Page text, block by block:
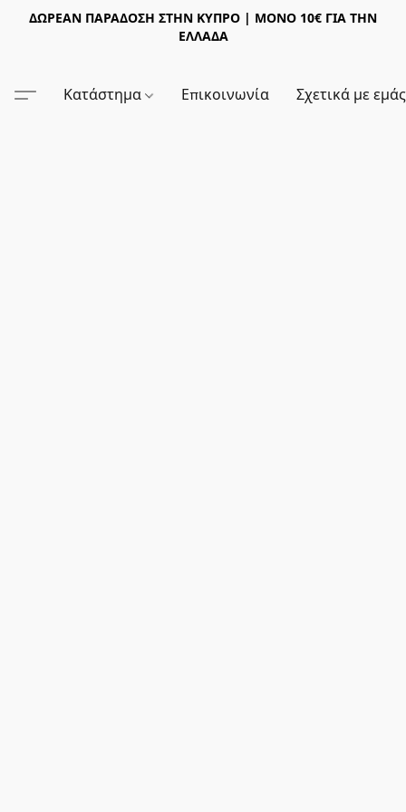
ΔΩΡΕΑΝ ΠΑΡΑΔΟΣΗ ΣΤΗΝ ΚΥΠΡΟ | ΜΟΝΟ 10€ ΓΙΑ ΤΗΝ
ΕΛΛΑΔΑ
Κατάστημα Επικοινωνία Σχετικά με εμάς